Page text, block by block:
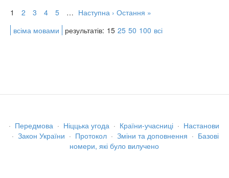
1
2 3 4 5 … Наступна › Остання »
всіма мовами
результатів: 15 25 50 100 всі
· Передмова · Ніццька угода · Країни-учасниці · Настанови
· Закон України · Протокол · Зміни та доповнення · Базові
номери, які було вилучено